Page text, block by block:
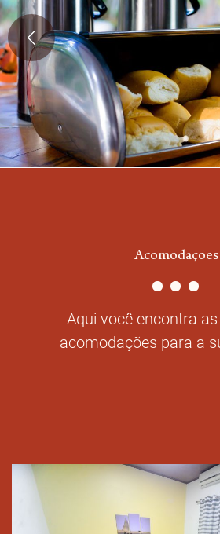
Acomodações
Aqui você encontra
acomodações para a